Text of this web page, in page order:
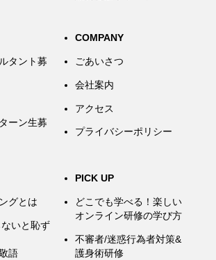
タント募
ーン生募
COMPANY
ごあいさつ
会社案内
アクセス
プライバシーポリシー
グとは
ないと恥ず
語
PICK UP
どこでも学べる！楽しい
オンライン研修の学び方
不審者/迷惑行為者対策&
護身術研修